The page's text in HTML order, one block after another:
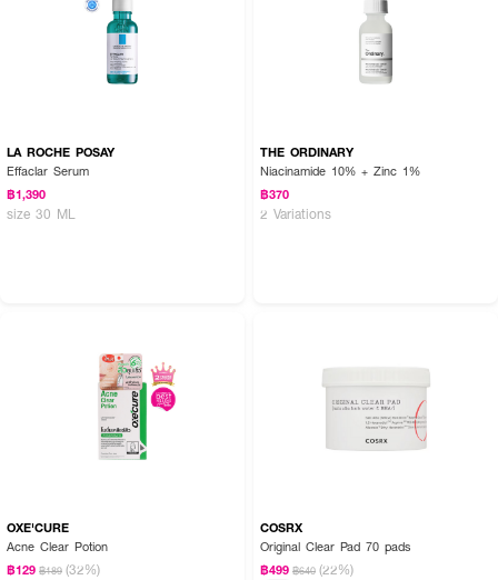
LA ROCHE POSAY
Effaclar Serum
฿1,390
size 30 ML
THE ORDINARY
Niacinamide 10% + Zinc 1%
฿370
2 Variations
OXE'CURE
Acne Clear Potion
฿129 ฿189 (32%)
COSRX
Original Clear Pad 70 pads
฿499 ฿640 (22%)